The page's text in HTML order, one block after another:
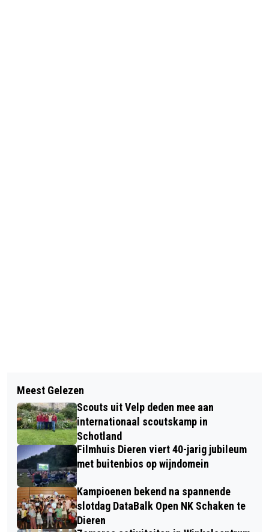
BEKENDMAKINGEN GEMEENTE
RHEDEN
KAARTVERKOOP WIEKENTRHEDEN
VAN START
Meest Gelezen
Scouts uit Velp deden mee aan
internationaal scoutskamp in
Schotland
Filmhuis Dieren viert 40-jarig jubileum
met buitenbios op wijndomein
Kampioenen bekend na spannende
slotdag DataBalk Open NK Schaken te
Dieren